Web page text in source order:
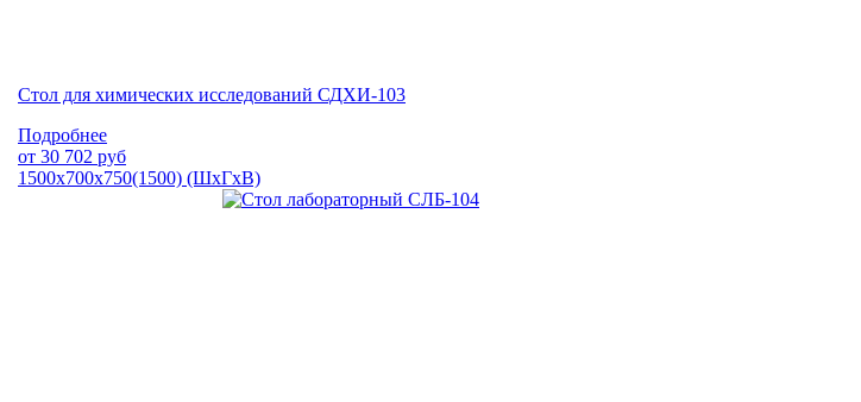
Стол для химических исследований СДХИ-103
Подробнее
от 30 702 руб
1500х700х750(1500) (ШхГхВ)